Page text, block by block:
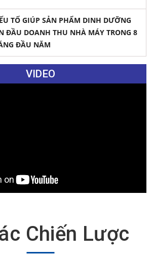
TỐ GIÚP SẢN PHẨM DINH DƯỠNG
ĐẦU DOANH THU NHÀ MÁY TRONG 8
ĐẦU NĂM
VIDEO
Chiến Lược